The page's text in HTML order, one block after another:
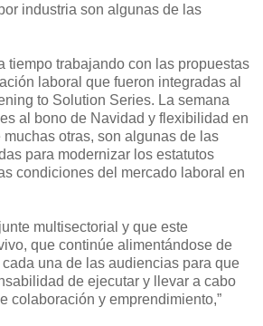
industria son algunas de las
tiempo trabajando con las propuestas
laboral que fueron integradas al
to Solution Series. La semana
al bono de Navidad y flexibilidad en
muchas otras, son algunas de las
para modernizar los estatutos
condiciones del mercado laboral en
multisectorial y que este
que continúe alimentándose de
una de las audiencias para que
de ejecutar y llevar a cabo
colaboración y emprendimiento,”